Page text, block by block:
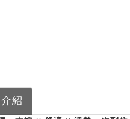
紹